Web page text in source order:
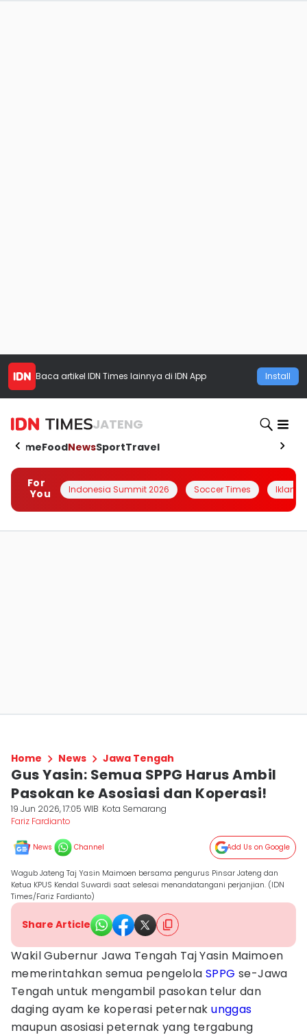
Baca artikel IDN Times lainnya di IDN App Install
JATENG
HomeFoodNewsSportTravel
For
You
Indonesia Summit 2026 Soccer Times Iklanin
Home News Jawa Tengah
Gus Yasin: Semua SPPG Harus Ambil
Pasokan ke Asosiasi dan Koperasi!
19 Jun 2026, 17:05 WIB Kota Semarang
Fariz Fardianto
News Channel Add Us on Google
Wagub Jateng Taj Yasin Maimoen bersama pengurus Pinsar Jateng dan
Ketua KPUS Kendal Suwardi saat selesai menandatangani perjanjian. (IDN
Times/Fariz Fardianto)
Share Article
Wakil Gubernur Jawa Tengah Taj Yasin Maimoen
memerintahkan semua pengelola SPPG se-Jawa
Tengah untuk mengambil pasokan telur dan
daging ayam ke koperasi peternakunggas
maupun asosiasi peternak yang tergabung